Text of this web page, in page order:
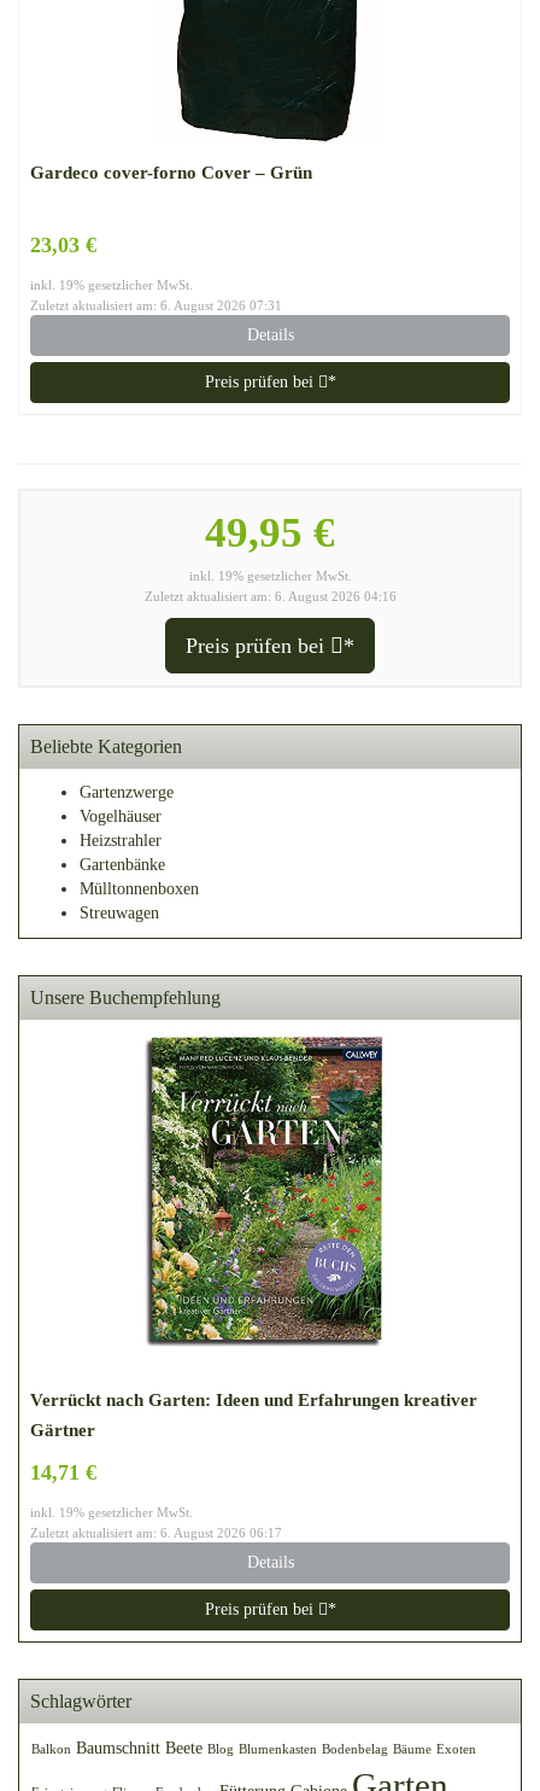
Gardeco cover-forno Cover – Grün
23,03 €
inkl. 19% gesetzlicher MwSt.
Zuletzt aktualisiert am: 6. August 2026 07:31
Details
Preis prüfen bei *
49,95 €
inkl. 19% gesetzlicher MwSt.
Zuletzt aktualisiert am: 6. August 2026 04:16
Preis prüfen bei *
Beliebte Kategorien
Gartenzwerge
Vogelhäuser
Heizstrahler
Gartenbänke
Mülltonnenboxen
Streuwagen
Unsere Buchempfehlung
Verrückt nach Garten: Ideen und Erfahrungen kreativer
Gärtner
14,71 €
inkl. 19% gesetzlicher MwSt.
Zuletzt aktualisiert am: 6. August 2026 06:17
Details
Preis prüfen bei *
Schlagwörter
Balkon Baumschnitt Beete Blog Blumenkasten Bodenbelag Bäume Exoten